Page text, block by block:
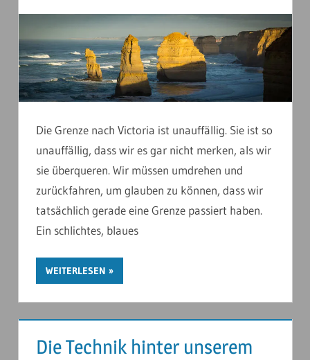
Die Grenze nach Victoria ist unauffällig. Sie ist so
unauffällig, dass wir es gar nicht merken, als wir
sie überqueren. Wir müssen umdrehen und
zurückfahren, um glauben zu können, dass wir
tatsächlich gerade eine Grenze passiert haben.
Ein schlichtes, blaues
WEITERLESEN
Die Technik hinter unserem